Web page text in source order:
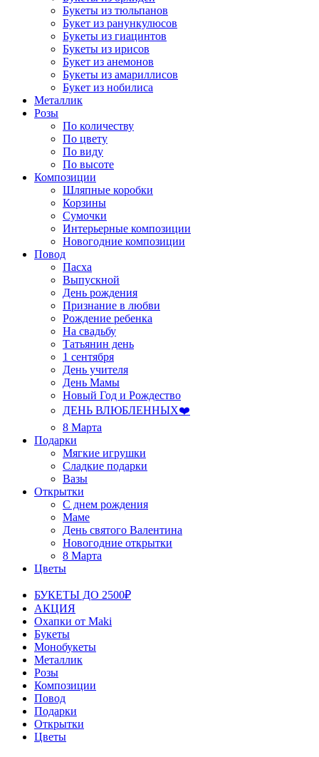
Букеты из тюльпанов
Букет из ранункулюсов
Букеты из гиацинтов
Букеты из ирисов
Букет из анемонов
Букеты из амариллисов
Букет из нобилиса
Металлик
Розы
По количеству
По цвету
По виду
По высоте
Композиции
Шляпные коробки
Корзины
Сумочки
Интерьерные композиции
Новогодние композиции
Повод
Пасха
Выпускной
День рождения
Признание в любви
Рождение ребенка
На свадьбу
Татьянин день
1 сентября
День учителя
День Мамы
Новый Год и Рождество
ДЕНЬ ВЛЮБЛЕННЫХ❤️
8 Марта
Подарки
Мягкие игрушки
Сладкие подарки
Вазы
Открытки
С днем рождения
Маме
День святого Валентина
Новогодние открытки
8 Марта
Цветы
БУКЕТЫ ДО 2500₽
АКЦИЯ
Охапки от Maki
Букеты
Монобукеты
Металлик
Розы
Композиции
Повод
Подарки
Открытки
Цветы